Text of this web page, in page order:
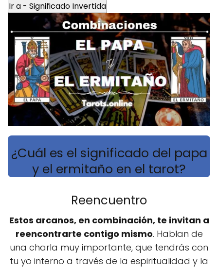
Ir a - Significado Invertida
¿Cuál es el significado del papa
y el ermitaño en el tarot?
Reencuentro
Estos arcanos, en combinación, te invitan a
reencontrarte contigo mismo. Hablan de
una charla muy importante, que tendrás con
tu yo interno a través de la espiritualidad y la